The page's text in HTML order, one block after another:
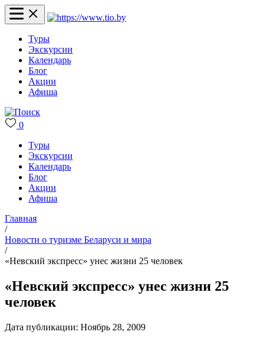
Туры
Экскурсии
Календарь
Блог
Акции
Афиша
0
Туры
Экскурсии
Календарь
Блог
Акции
Афиша
Главная
/
Новости о туризме Беларуси и мира
/
«Невский экспресс» унес жизни 25 человек
«Невский экспресс» унес жизни 25
человек
Дата публикации: Ноябрь 28, 2009